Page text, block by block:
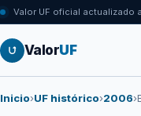
Valor UF oficial actualizado
ValorUF
Inicio›UF histórico›2006›